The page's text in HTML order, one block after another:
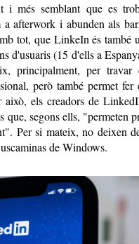
i més semblant que es
afterwork i abunden als
tot, que LinkeIn és també
d'usuaris (15 d'ells a
principalment, per travar
però també permet fer
això, els creadors de
segons ells, "permeten
Per si mateix, no deixen
de Windows.